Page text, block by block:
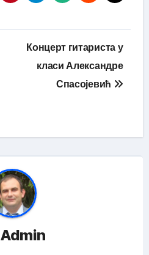
Концерт гитариста у
класи Александре
Спасојевић
Admin